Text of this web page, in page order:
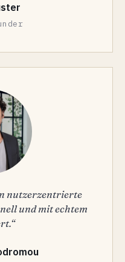
nutzerzentrierte
und mit echtem